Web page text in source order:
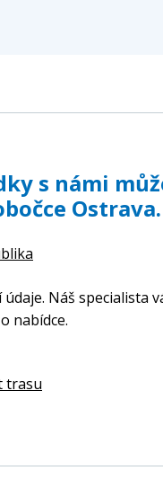
s námi
Ostrava.
Náš specialista
nabídce.
trasu